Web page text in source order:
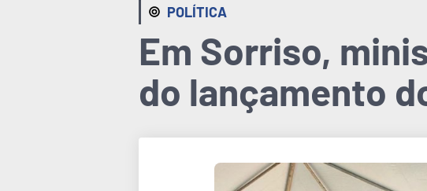
POLÍTICA
Em Sorriso,
do lançamento